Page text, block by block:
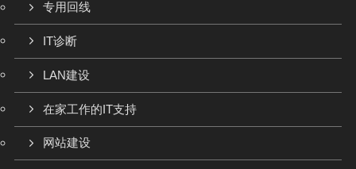
专用回线
IT诊断
LAN建设
在家工作的IT支持
网站建设